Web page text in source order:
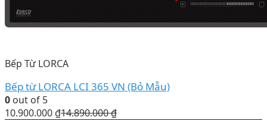
Bếp Từ LORCA
Bếp từ LORCA LCI 365 VN (Bỏ Mẫu)
0 out of 5
10.900.000 ₫14.890.000₫